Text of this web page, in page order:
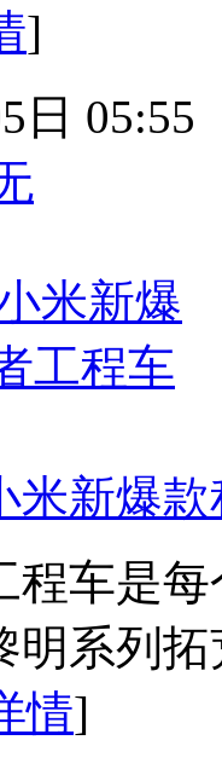
]
日 05:55
米新爆
程车是
明系列
情]